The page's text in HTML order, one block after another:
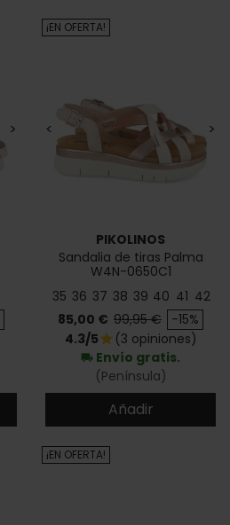
> < >
PIKOLINOS
Sandalia de tiras Palma
W4N-0650C1
35 36 37 38 39 40 41 42
Precio
85,00 € Precio base
99,95 € -15%
¡EN OFERTA!
4.3/5star (3 opiniones)
local_shipping Envío gratis.
(Península)
Añadir
¡EN OFERTA!